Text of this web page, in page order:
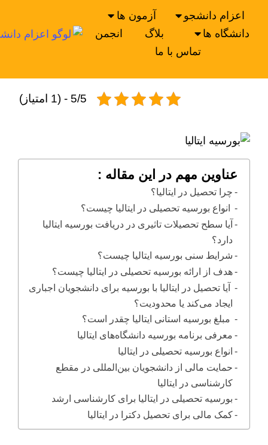
اعزام دانشجو
آزمون ها
دانشگاه ها
بلاگ
انجمن
تماس با ما
5/5 - (1 امتیاز)
عناوین مهم در این مقاله :
چرا تحصیل در ایتالیا؟
انواع بورسیه تحصیلی در ایتالیا چیست؟
آیا سطح تحصیلات تاثیری در دریافت بورسیه ایتالیا
دارد؟
شرایط سنی بورسیه ایتالیا چیست؟
هدف از ارائه بورسیه تحصیلی در ایتالیا چیست؟
آیا تحصیل در ایتالیا با بورسیه برای دانشجویان اجباری
ایجاد می‌کند یا محدودیت؟
مبلغ بورسیه استانی ایتالیا چقدر است؟
معرفی برنامه بورسیه دانشگاه‌های ایتالیا
انواع بورسیه تحصیلی در ایتالیا
حمایت مالی از دانشجویان بین‌المللی در مقطع
کارشناسی در ایتالیا
بورسیه تحصیلی در ایتالیا برای کارشناسی ارشد
کمک مالی برای تحصیل دکترا در ایتالیا